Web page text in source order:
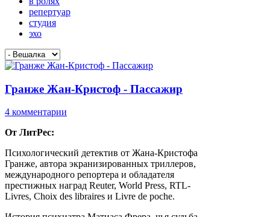
репертуар
студия
эхо
Гранже Жан-Кристоф - Пассажир
4 комментарии
От ЛитРес:
Психологический детектив от Жана-Кристофа
Гранже, автора экранизированных триллеров,
международного репортера и обладателя
престижных наград Reuter, World Press, RTL-
Livres, Choix des libraires и Livre de poche.